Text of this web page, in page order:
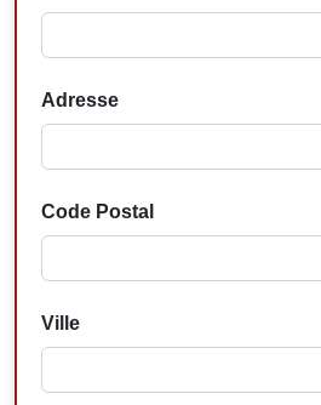
Adresse
Code Postal
Ville